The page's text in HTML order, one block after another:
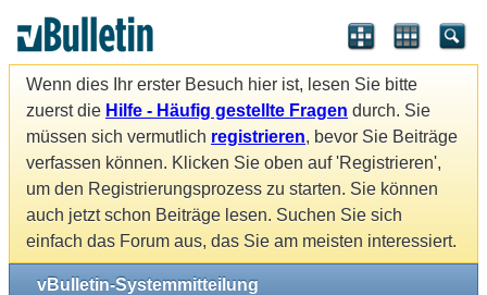
Wenn dies Ihr erster Besuch hier ist, lesen Sie bitte
zuerst die Hilfe - Häufig gestellte Fragen durch. Sie
müssen sich vermutlich registrieren, bevor Sie Beiträge
verfassen können. Klicken Sie oben auf 'Registrieren',
um den Registrierungsprozess zu starten. Sie können
auch jetzt schon Beiträge lesen. Suchen Sie sich
einfach das Forum aus, das Sie am meisten interessiert.
vBulletin-Systemmitteilung